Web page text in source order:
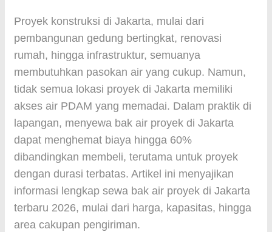
Proyek konstruksi di Jakarta, mulai dari
pembangunan gedung bertingkat, renovasi
rumah, hingga infrastruktur, semuanya
membutuhkan pasokan air yang cukup. Namun,
tidak semua lokasi proyek di Jakarta memiliki
akses air PDAM yang memadai. Dalam praktik di
lapangan, menyewa bak air proyek di Jakarta
dapat menghemat biaya hingga 60%
dibandingkan membeli, terutama untuk proyek
dengan durasi terbatas. Artikel ini menyajikan
informasi lengkap sewa bak air proyek di Jakarta
terbaru 2026, mulai dari harga, kapasitas, hingga
area cakupan pengiriman.